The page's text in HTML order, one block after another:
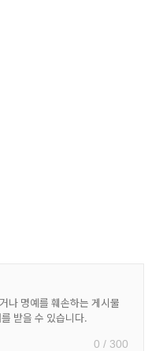
0 / 300